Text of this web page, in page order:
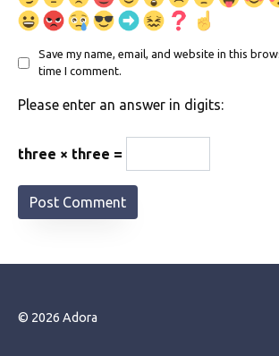
Save my name, email, and website in this
time I comment.
Please enter an answer in digits:
three × three =
© 2026 Adora